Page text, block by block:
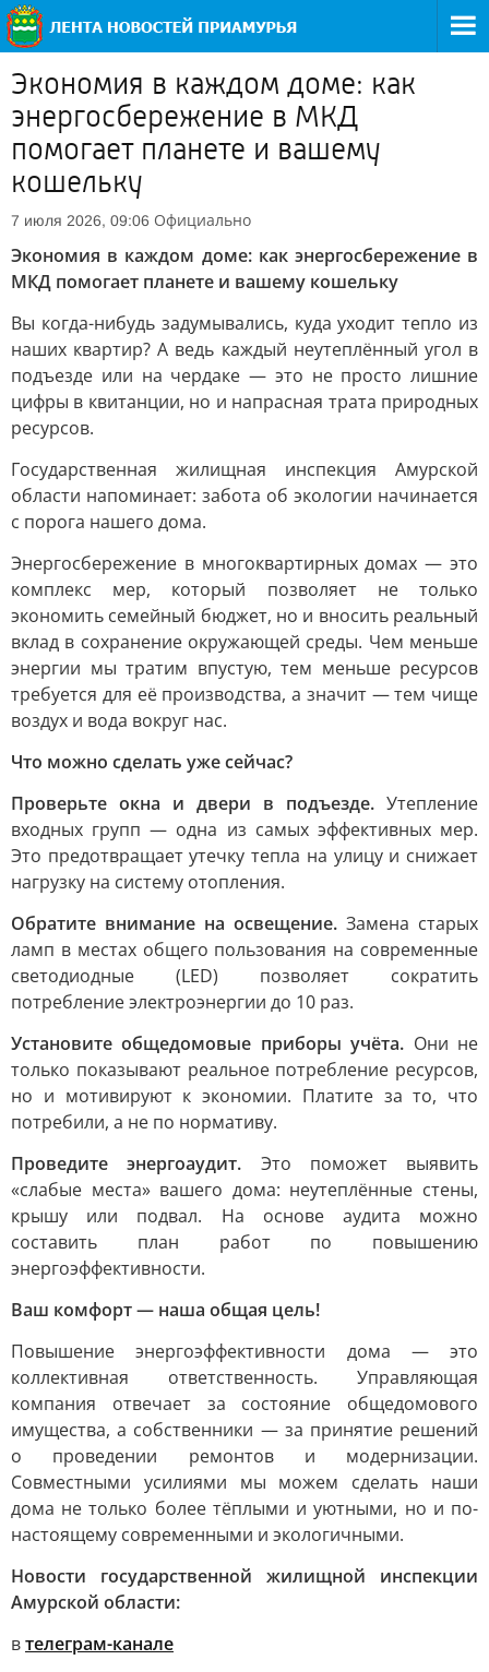
Экономия в каждом доме: как
энергосбережение в МКД
помогает планете и вашему
кошельку
7 июля 2026, 09:06 Официально
Экономия в каждом доме: как энергосбережение в
МКД помогает планете и вашему кошельку
Вы когда-нибудь задумывались, куда уходит тепло из
наших квартир? А ведь каждый неутеплённый угол в
подъезде или на чердаке — это не просто лишние
цифры в квитанции, но и напрасная трата природных
ресурсов.
Государственная жилищная инспекция Амурской
области напоминает: забота об экологии начинается
с порога нашего дома.
Энергосбережение в многоквартирных домах — это
комплекс мер, который позволяет не только
экономить семейный бюджет, но и вносить реальный
вклад в сохранение окружающей среды. Чем меньше
энергии мы тратим впустую, тем меньше ресурсов
требуется для её производства, а значит — тем чище
воздух и вода вокруг нас.
Что можно сделать уже сейчас?
Проверьте окна и двери в подъезде. Утепление
входных групп — одна из самых эффективных мер.
Это предотвращает утечку тепла на улицу и снижает
нагрузку на систему отопления.
Обратите внимание на освещение. Замена старых
ламп в местах общего пользования на современные
светодиодные (LED) позволяет сократить
потребление электроэнергии до 10 раз.
Установите общедомовые приборы учёта. Они не
только показывают реальное потребление ресурсов,
но и мотивируют к экономии. Платите за то, что
потребили, а не по нормативу.
Проведите энергоаудит. Это поможет выявить
«слабые места» вашего дома: неутеплённые стены,
крышу или подвал. На основе аудита можно
составить план работ по повышению
энергоэффективности.
Ваш комфорт — наша общая цель!
Повышение энергоэффективности дома — это
коллективная ответственность. Управляющая
компания отвечает за состояние общедомового
имущества, а собственники — за принятие решений
о проведении ремонтов и модернизации.
Совместными усилиями мы можем сделать наши
дома не только более тёплыми и уютными, но и по-
настоящему современными и экологичными.
Новости государственной жилищной инспекции
Амурской области:
втелеграм-канале